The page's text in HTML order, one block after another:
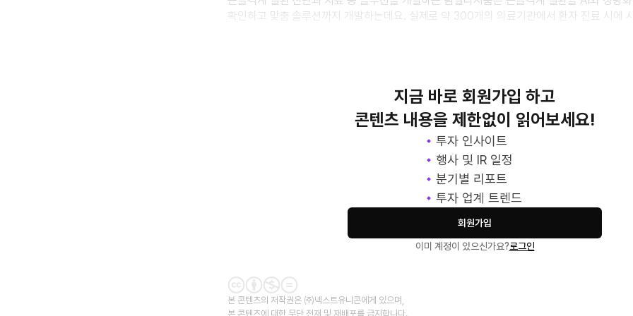
확인하고 맞춤 솔루션까지 개발하는데요. 실제로 약 300개의 의료기관에서 환자 진료 시에
지금 바로 회원가입 하고
콘텐츠 내용을 제한없이 읽어보세요!
투자 인사이트
행사 및 IR 일정
분기별 리포트
투자 업계 트렌드
회원가입
이미 계정이 있으신가요?로그인
본 콘텐츠의 저작권은 ㈜넥스트유니콘에게 있으며,
본 콘텐츠에 대한 무단 전재 및 재배포를 금지합니다.